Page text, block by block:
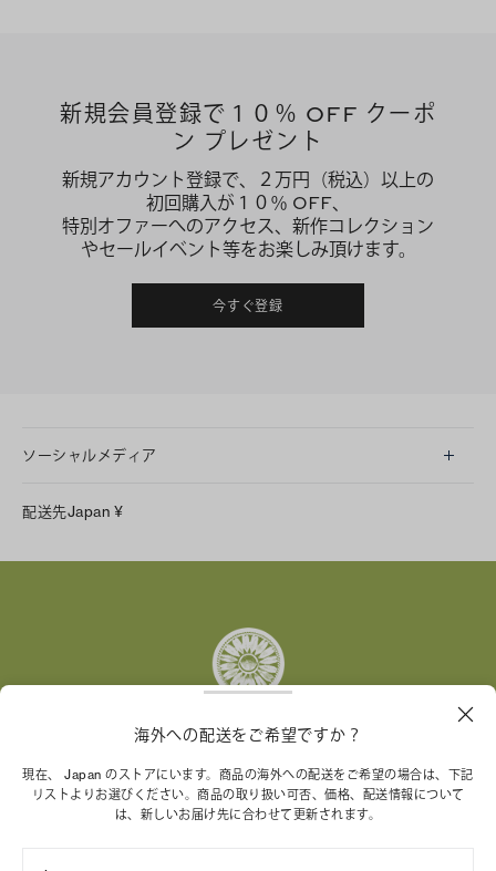
新規会員登録で１０％ OFF クーポ
ン プレゼント
新規アカウント登録で、２万円（税込）以上の
初回購入が１０％ OFF、
特別オファーへのアクセス、新作コレクション
やセールイベント等をお楽しみ頂けます。
今すぐ登録
ソーシャルメディア
Facebook
配送先Japan ¥
トリー バーチ財団は、女性起業家が持続可能な企業を築
くことを支援しています。
海外への配送をご希望ですか？
現在、 Japan のストアにいます。商品の海外への配送をご希望の場合は、下記
リストよりお選びください。商品の取り扱い可否、価格、配送情報について
は、新しいお届け先に合わせて更新されます。